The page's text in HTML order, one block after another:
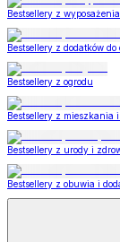
Bestsellery z
Bestsellery z dodatków do
Bestsellery z ogrodu
Bestsellery z mieszkania
Bestsellery z urody i
Bestsellery z obuwia i